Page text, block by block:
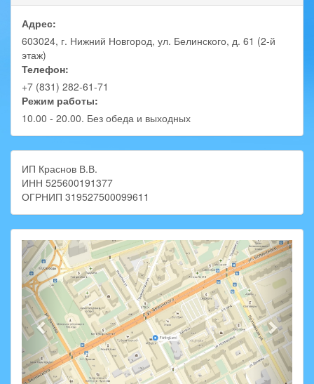
Адрес:
603024, г. Нижний Новгород, ул. Белинского, д. 61 (2-й
этаж)
Телефон:
+7 (831) 282-61-71
Режим работы:
10.00 - 20.00. Без обеда и выходных
ИП Краснов В.В.
ИНН 525600191377
ОГРНИП 319527500099611
Previous Next